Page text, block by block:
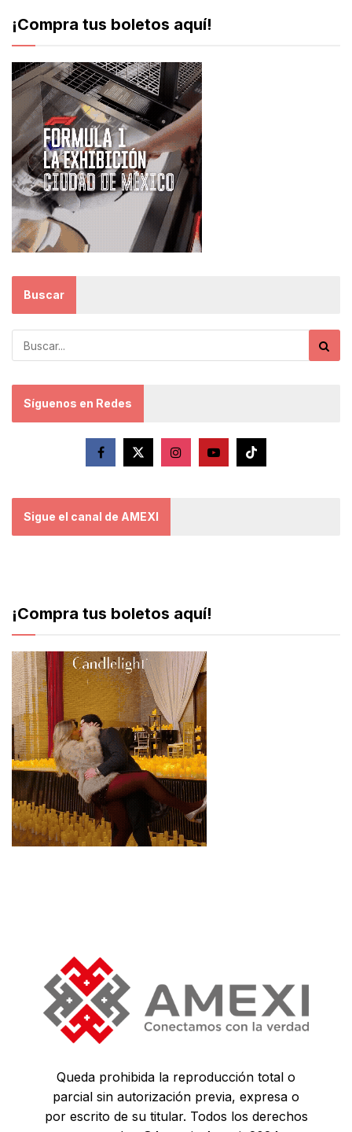
¡Compra tus boletos aquí!
Buscar
Síguenos en Redes
Sigue el canal de AMEXI
¡Compra tus boletos aquí!
Queda prohibida la reproducción total o
parcial sin autorización previa, expresa o
por escrito de su titular. Todos los derechos